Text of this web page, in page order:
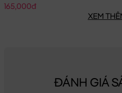
165,000đ
XEM
ĐÁNH GIÁ